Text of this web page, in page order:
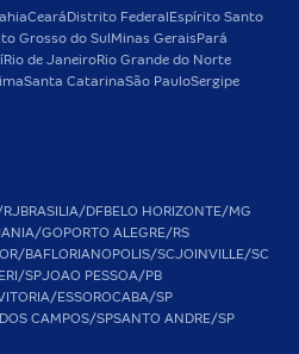
Ceará Distrito Federal Espírito Santo
Grosso do Sul Minas Gerais Pará
Rio de JaneiroRio Grande do Norte
Santa CatarinaSão PauloSergipe
RJBRASILIA/DFBELO HORIZONTE/MG
GOPORTO ALEGRE/RS
BAFLORIANOPOLIS/SCJOINVILLE/SC
SPJOAO PESSOA/PB
ESSOROCABA/SP
CAMPOS/SPSANTO ANDRE/SP